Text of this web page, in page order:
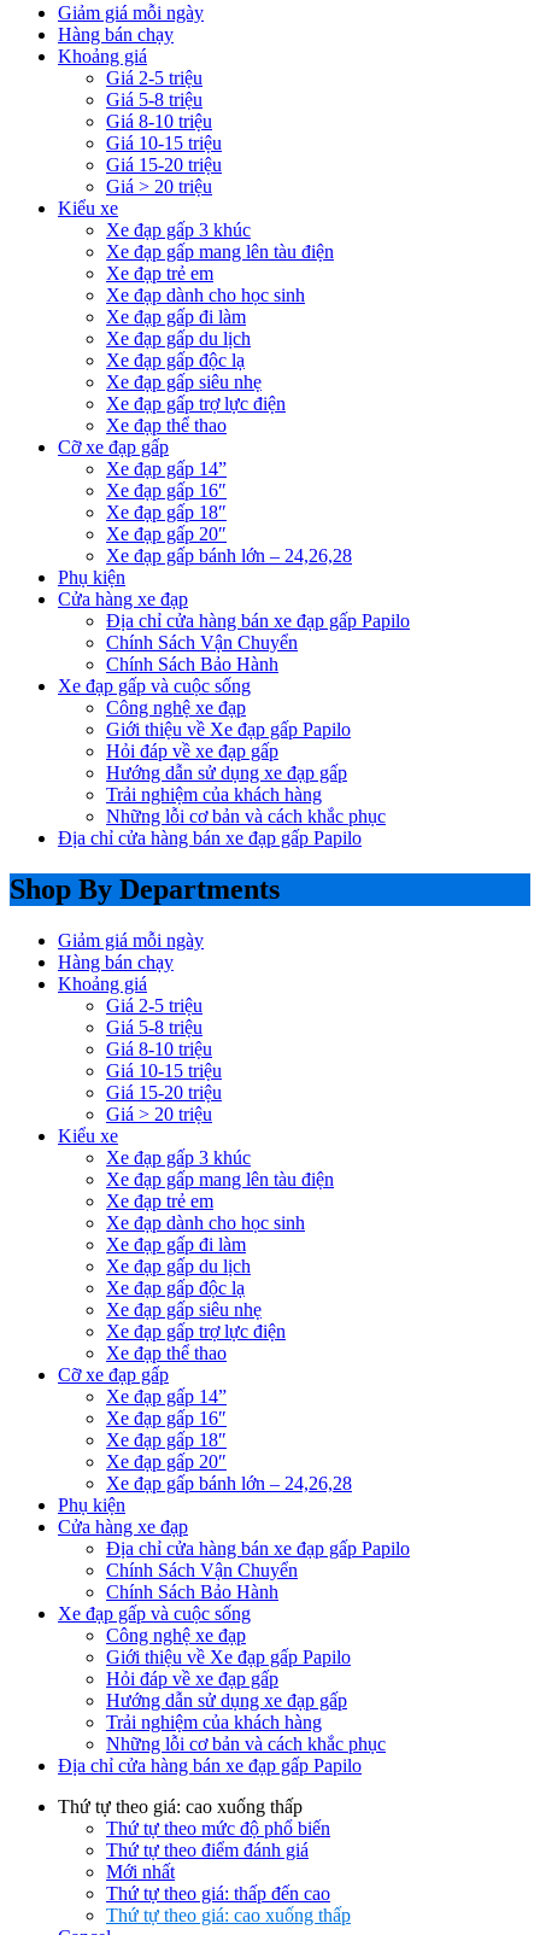
Giảm giá mỗi ngày
Hàng bán chạy
Khoảng giá
Giá 2-5 triệu
Giá 5-8 triệu
Giá 8-10 triệu
Giá 10-15 triệu
Giá 15-20 triệu
Giá > 20 triệu
Kiểu xe
Xe đạp gấp 3 khúc
Xe đạp gấp mang lên tàu điện
Xe đạp trẻ em
Xe đạp dành cho học sinh
Xe đạp gấp đi làm
Xe đạp gấp du lịch
Xe đạp gấp độc lạ
Xe đạp gấp siêu nhẹ
Xe đạp gấp trợ lực điện
Xe đạp thể thao
Cỡ xe đạp gấp
Xe đạp gấp 14”
Xe đạp gấp 16″
Xe đạp gấp 18″
Xe đạp gấp 20″
Xe đạp gấp bánh lớn – 24,26,28
Phụ kiện
Cửa hàng xe đạp
Địa chỉ cửa hàng bán xe đạp gấp Papilo
Chính Sách Vận Chuyển
Chính Sách Bảo Hành
Xe đạp gấp và cuộc sống
Công nghệ xe đạp
Giới thiệu về Xe đạp gấp Papilo
Hỏi đáp về xe đạp gấp
Hướng dẫn sử dụng xe đạp gấp
Trải nghiệm của khách hàng
Những lỗi cơ bản và cách khắc phục
Địa chỉ cửa hàng bán xe đạp gấp Papilo
Shop By Departments
Giảm giá mỗi ngày
Hàng bán chạy
Khoảng giá
Giá 2-5 triệu
Giá 5-8 triệu
Giá 8-10 triệu
Giá 10-15 triệu
Giá 15-20 triệu
Giá > 20 triệu
Kiểu xe
Xe đạp gấp 3 khúc
Xe đạp gấp mang lên tàu điện
Xe đạp trẻ em
Xe đạp dành cho học sinh
Xe đạp gấp đi làm
Xe đạp gấp du lịch
Xe đạp gấp độc lạ
Xe đạp gấp siêu nhẹ
Xe đạp gấp trợ lực điện
Xe đạp thể thao
Cỡ xe đạp gấp
Xe đạp gấp 14”
Xe đạp gấp 16″
Xe đạp gấp 18″
Xe đạp gấp 20″
Xe đạp gấp bánh lớn – 24,26,28
Phụ kiện
Cửa hàng xe đạp
Địa chỉ cửa hàng bán xe đạp gấp Papilo
Chính Sách Vận Chuyển
Chính Sách Bảo Hành
Xe đạp gấp và cuộc sống
Công nghệ xe đạp
Giới thiệu về Xe đạp gấp Papilo
Hỏi đáp về xe đạp gấp
Hướng dẫn sử dụng xe đạp gấp
Trải nghiệm của khách hàng
Những lỗi cơ bản và cách khắc phục
Địa chỉ cửa hàng bán xe đạp gấp Papilo
Thứ tự theo giá: cao xuống thấp
Thứ tự theo mức độ phổ biến
Thứ tự theo điểm đánh giá
Mới nhất
Thứ tự theo giá: thấp đến cao
Thứ tự theo giá: cao xuống thấp